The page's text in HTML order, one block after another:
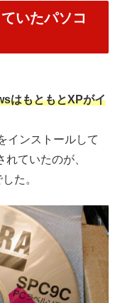
いたパソコ
はもともとXPがイ
インストールして
ていたのが、
た。